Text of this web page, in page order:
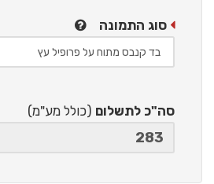
סוג התמונה
סה"כ לתשלום (כולל מע"מ)